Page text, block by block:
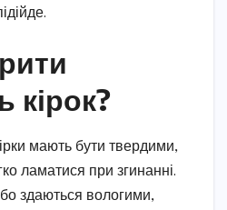
кірок?
мають бути твердими,
ламатися при згинанні.
здаються вологими,